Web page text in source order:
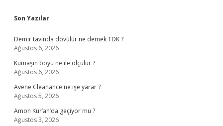
Sidebar
Son Yazılar
Demir tavında dövülür ne demek TDK ?
Ağustos 6, 2026
Kumaşın boyu ne ile ölçülür ?
Ağustos 6, 2026
Avene Cleanance ne işe yarar ?
Ağustos 5, 2026
Amon Kur’an’da geçiyor mu ?
Ağustos 3, 2026